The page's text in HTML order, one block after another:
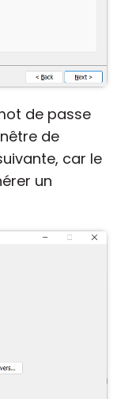
de passe
de
car le
un